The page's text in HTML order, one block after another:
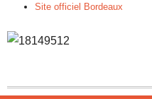
Site officiel Bordeaux